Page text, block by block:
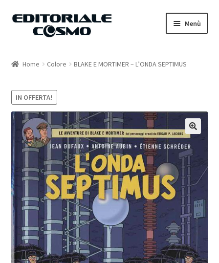
Vai
Vai
Menù
Carrello
Il mio account
Home Colore BLAKE E MORTIMER – L’ONDA SEPTIMUS
IN OFFERTA!